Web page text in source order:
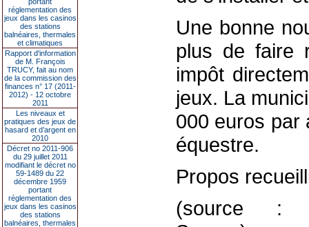
réglementation des
jeux dans les casinos
des stations
balnéaires, thermales
et climatiques
Rapport d'information
de M. François
TRUCY, fait au nom
de la commission des
finances n° 17 (2011-
2012) - 12 octobre
2011
Les niveaux et
pratiques des jeux de
hasard et d’argent en
2010
Décret no 2011-906
du 29 juillet 2011
modifiant le décret no
59-1489 du 22
décembre 1959
portant
réglementation des
jeux dans les casinos
des stations
balnéaires, thermales
Une bonne
plus de faire
impôt
jeux. La
000 euros par
équestre.
Propos
(source :